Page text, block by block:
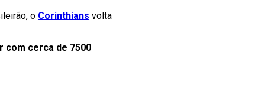
o Corinthians volta
com cerca de 7500